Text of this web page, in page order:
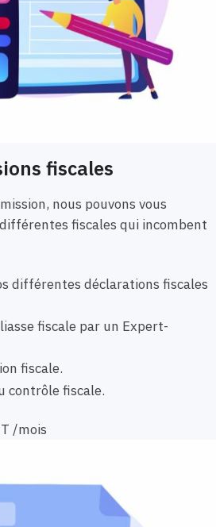
fiscales
nous pouvons vous
fiscales qui incombent
différentes déclarations fiscales
fiscale par un Expert-
fiscale.
contrôle fiscale.
/mois